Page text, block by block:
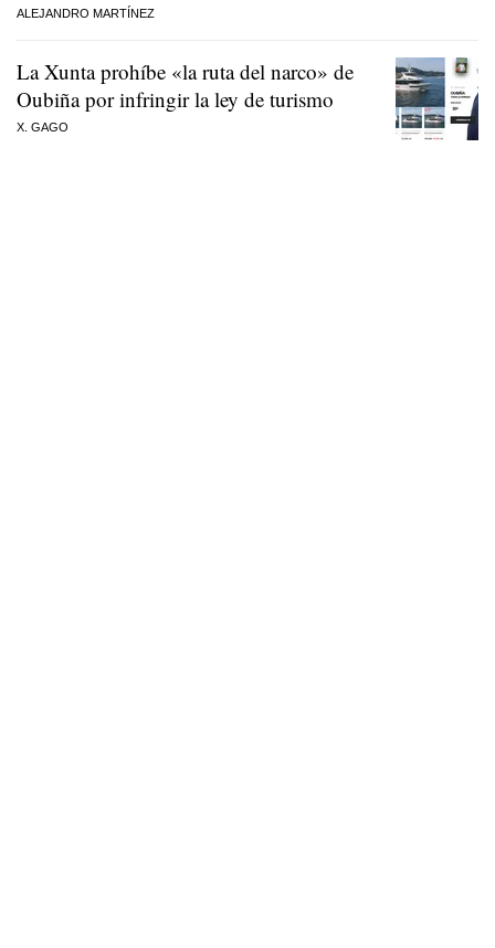
ALEJANDRO MARTÍNEZ
La Xunta prohíbe «la ruta del narco» de
Oubiña por infringir la ley de turismo
X. GAGO